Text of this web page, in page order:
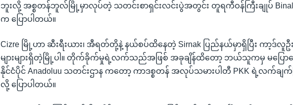
ဘူးလို့ အစ္စတန်ဘူလ်မြို့မှာလုပ်တဲ့ သတင်းစာရှင်းလင်းပွဲအတွင်း တူရကီဝန်ကြီးချုပ် Binali
က ပြောပါတယ်။
Cizre မြို့ဟာ ဆီးရီးယား၊ အီရတ်တို့နဲ့ နယ်စပ်ထိနေတဲ့ Sirnak ပြည်နယ်မှာရှိပြီး ကာ့ဒ်လူ
များများရှိတဲ့မြို့ပါ။ တိုက်ခိုက်မှုရဲ့လက်သည်အဖြစ် အခုချိန်ထိတော့ ဘယ်သူကမှ မပြော
နိုင်ငံပိုင် Anadoluu သတင်းဌာန ကတော့ ကာဒစ္စတန် အလုပ်သမားပါတီ PKK ရဲ့လက်ချ
လို့ ပြောပါတယ်။